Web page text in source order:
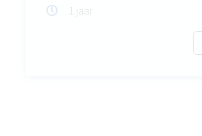
1 jaar